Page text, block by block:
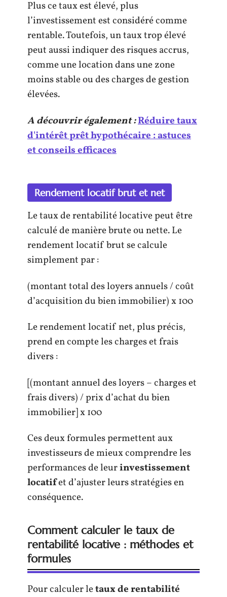
Plus ce taux est élevé, plus
l’investissement est considéré comme
rentable. Toutefois, un taux trop élevé
peut aussi indiquer des risques accrus,
comme une location dans une zone
moins stable ou des charges de gestion
élevées.
A découvrir également :Réduire taux
d'intérêt prêt hypothécaire : astuces
et conseils efficaces
Rendement locatif brut et net
Le taux de rentabilité locative peut être
calculé de manière brute ou nette. Le
rendement locatif brut se calcule
simplement par :
(montant total des loyers annuels / coût
d’acquisition du bien immobilier) x 100
Le rendement locatif net, plus précis,
prend en compte les charges et frais
divers :
[(montant annuel des loyers – charges et
frais divers) / prix d’achat du bien
immobilier] x 100
Ces deux formules permettent aux
investisseurs de mieux comprendre les
performances de leurinvestissement
locatifet d’ajuster leurs stratégies en
conséquence.
Comment calculer le taux de
rentabilité locative : méthodes et
formules
Pour calculer letaux de rentabilité